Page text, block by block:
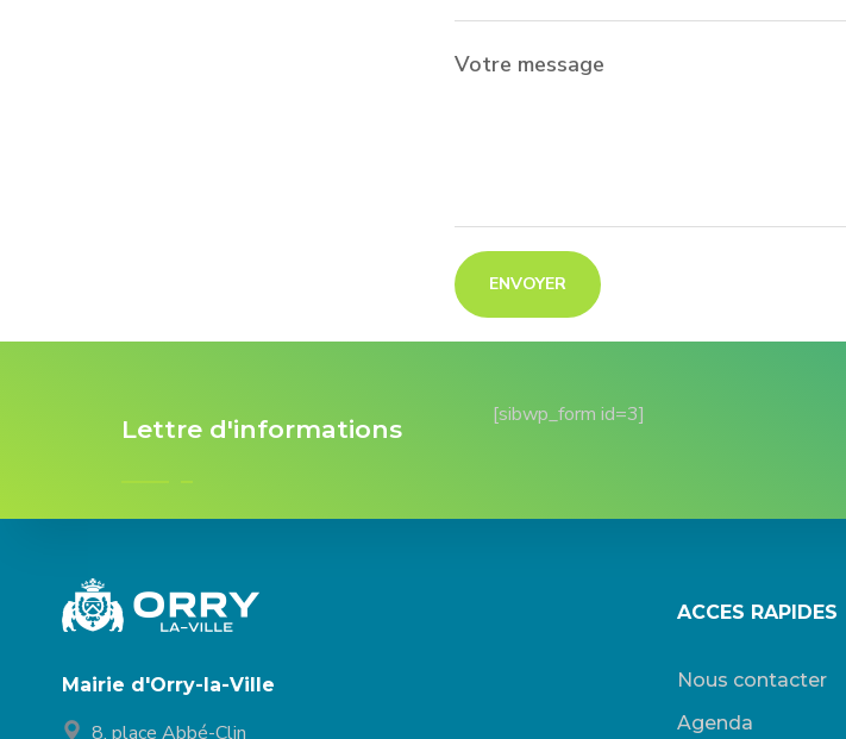
Votre message
Lettre d'informations [sibwp_form id=3]
Mairie d'Orry-la-Ville
8, place Abbé-Clin
ACCES RAPIDES
Nous contacter
Agenda